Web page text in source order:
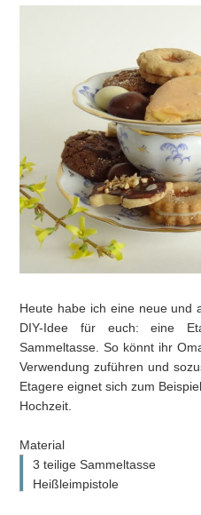
Heute habe ich eine neue und
DIY-Idee für euch: eine
Sammeltasse. So könnt ihr
Verwendung zuführen und
Etagere eignet sich zum
Hochzeit.
Material
3 teilige Sammeltasse
Heißleimpistole